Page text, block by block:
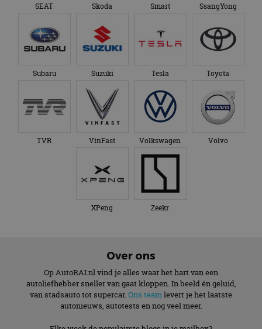
SEAT Skoda Smart SsangYong
Subaru Suzuki Tesla Toyota
TVR VinFast Volkswagen Volvo
XPeng Zeekr
Over ons
Op AutoRAI.nl vind je alles waar het hart van een
autoliefhebber sneller van gaat kloppen. In beeld én geluid,
van stadsauto tot supercar. Ons teamlevert je het laatste
autonieuws, autotests en nog veel meer.